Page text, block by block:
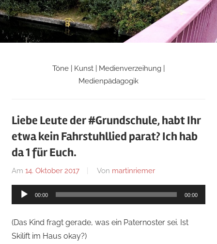
Zum
Inhalt
springen
Martin
Blog
Töne | Kunst | Medienverzeihung |
Medienpädagogik
Liebe Leute der #Grundschule, habt Ihr
etwa kein Fahrstuhllied parat? Ich hab
da 1 für Euch.
Am 14. Oktober 2017 Von martinriemer
Uncategorized
Audio-
Player
00:00 00:00
(Das Kind fragt gerade, was ein Paternoster sei. Ist
Skilift im Haus okay?)